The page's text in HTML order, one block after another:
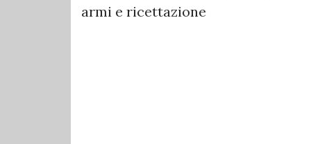
armi e ricettazione